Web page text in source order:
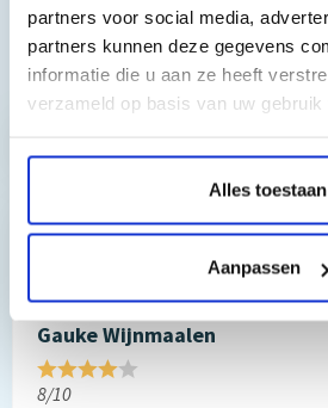
partners voor social media,
partners kunnen deze gegevens
informatie die u aan ze heeft
verzameld op basis van uw
Alles toestaan
Aanpassen
Toch nog een vraag?
Reviews van klanten…
”Prima geregeld. ”
Gauke Wijnmaalen
8/10